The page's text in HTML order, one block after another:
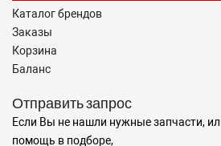
Каталог брендов
Заказы
Корзина
Баланс
Отправить запрос
Если Вы не нашли нужные запчасти,
помощь в подборе,